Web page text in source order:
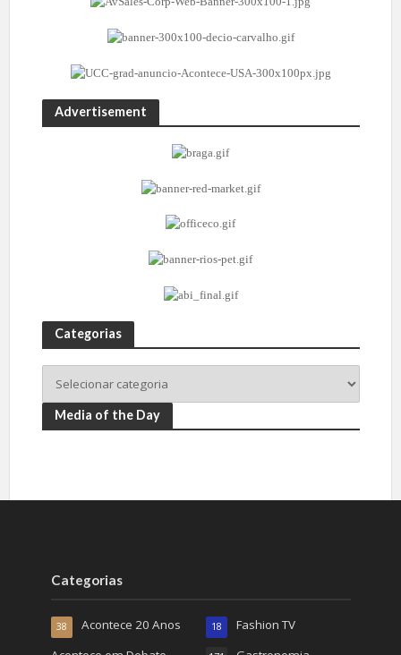
Advertisement
Categorias
Media of the Day
Categorias
Acontece 20 Anos
38 Fashion TV
18